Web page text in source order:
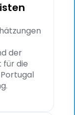
der
für die